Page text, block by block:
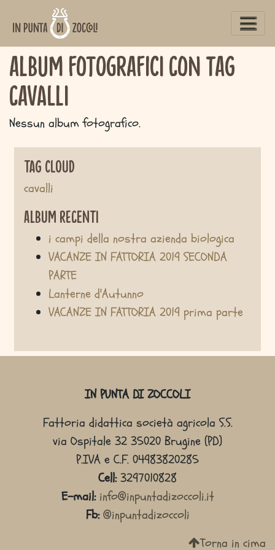
www.inpuntadizoccoli.it
Album fotografici con tag
cavalli
Nessun album fotografico.
Tag Cloud
cavalli
Album Recenti
i campi della nostra azienda biologica
VACANZE IN FATTORIA 2019 SECONDA
PARTE
Lanterne d'Autunno
VACANZE IN FATTORIA 2019 prima parte
IN PUNTA DI ZOCCOLI
Fattoria didattica società agricola S.S.
via Ospitale 32 35020 Brugine (PD)
P.IVA e C.F. 04983820285
Cell:3297010828
E-mail: info@inpuntadizoccoli.it
Fb:@inpuntadizoccoli
Torna in cima